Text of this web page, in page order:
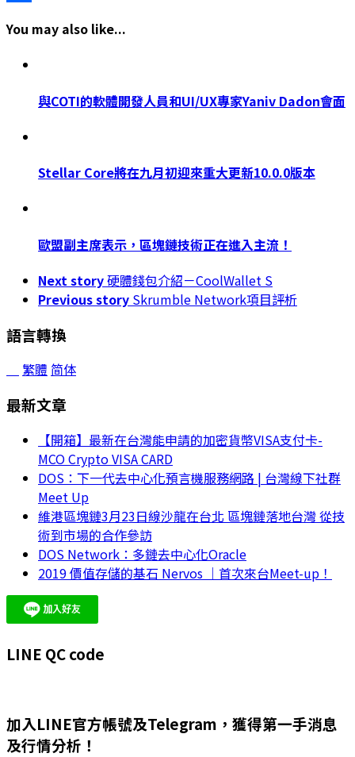
You may also like...
與COTI的軟體開發人員和UI/UX專家Yaniv Dadon會面
Stellar Core將在九月初迎來重大更新10.0.0版本
歐盟副主席表示，區塊鏈技術正在進入主流！
Next story硬體錢包介紹－CoolWallet S
Previous story Skrumble Network項目評析
語言轉換
繁體 简体
最新文章
【開箱】最新在台灣能申請的加密貨幣VISA支付卡-
MCO Crypto VISA CARD
DOS：下一代去中心化預言機服務網路 | 台灣線下社群
Meet Up
維港區塊鏈3月23日線沙龍在台北 區塊鏈落地台灣 從技
術到市場的合作參訪
DOS Network：多鏈去中心化Oracle
2019 價值存儲的基石 Nervos ｜首次來台Meet-up！
LINE QC code
加入LINE官方帳號及Telegram，獲得第一手消息
及行情分析！